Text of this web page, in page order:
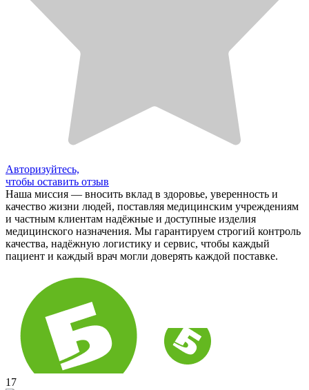
Авторизуйтесь,
чтобы оставить отзыв
Наша миссия — вносить вклад в здоровье, уверенность и
качество жизни людей, поставляя медицинским учреждениям
и частным клиентам надёжные и доступные изделия
медицинского назначения. Мы гарантируем строгий контроль
качества, надёжную логистику и сервис, чтобы каждый
пациент и каждый врач могли доверять каждой поставке.
17